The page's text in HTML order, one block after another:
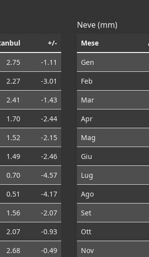
+/-
2.75
-1.11
2.27
-3.01
2.41
-1.43
1.70
-2.44
1.52
-2.15
1.49
-2.46
0.70
-4.57
0.51
-4.17
1.56
-2.07
2.07
-0.93
2.68 -0.49
Neve (mm)
Mese
Gen
Feb
Mar
Apr
Mag
Giu
Lug
Ago
Set
Ott
Nov